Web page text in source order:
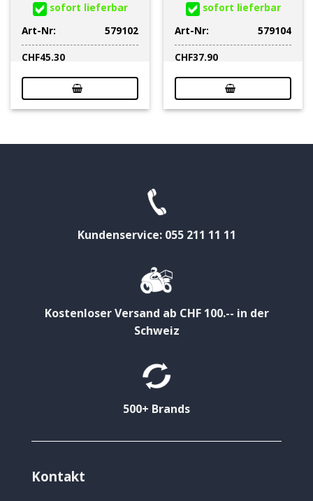
sofort lieferbar
Art-Nr:
579102
CHF45.30
sofort lieferbar
Art-Nr:
579104
CHF37.90
Kundenservice: 055 211 11 11
Kostenloser Versand ab CHF 100.-- in der
Schweiz
500+ Brands
Kontakt